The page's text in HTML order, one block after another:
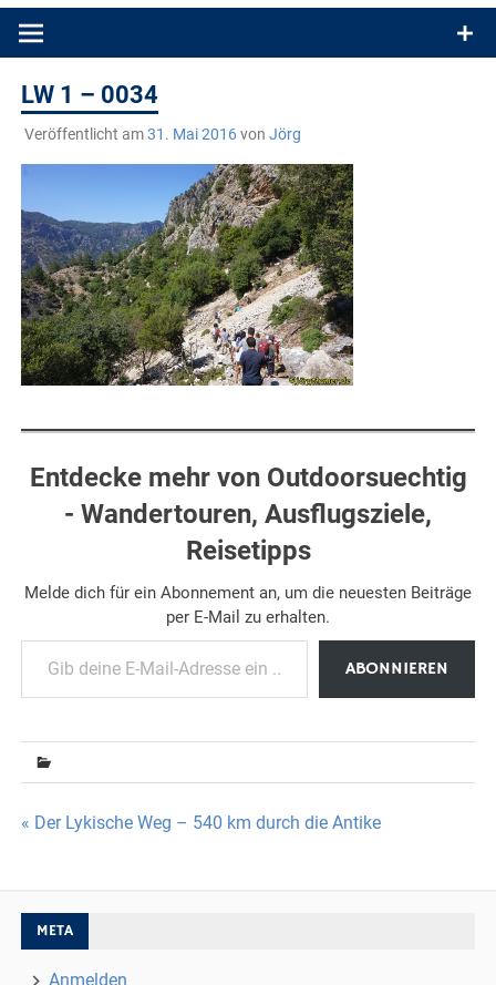
Produkttests und Buchrezensionen. Ein Blog für alle, die gern
LW 1 – 0034
Veröffentlicht am31. Mai 2016von Jörg
Entdecke mehr von Outdoorsuechtig
- Wandertouren, Ausflugsziele,
Reisetipps
Melde dich für ein Abonnement an, um die neuesten Beiträge
per E-Mail zu erhalten.
Gib deine E-Mail-Adresse ein ...
ABONNIEREN
Beitragsnavigation
« Der Lykische Weg – 540 km durch die Antike
META
Anmelden